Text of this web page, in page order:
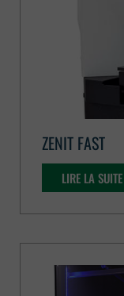
ZENIT FAST
LIRE LA SUITE